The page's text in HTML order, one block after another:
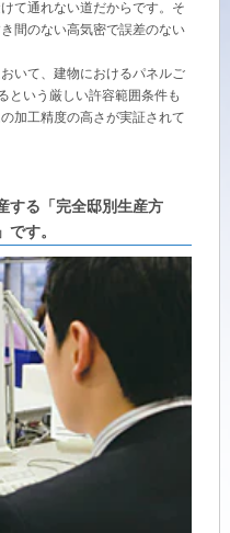
て通れない道だからです。そ
間のない高気密で誤差のない
いて、建物におけるパネルご
という厳しい許容範囲条件も
加工精度の高さが実証されて
する「完全邸別生産方
す。